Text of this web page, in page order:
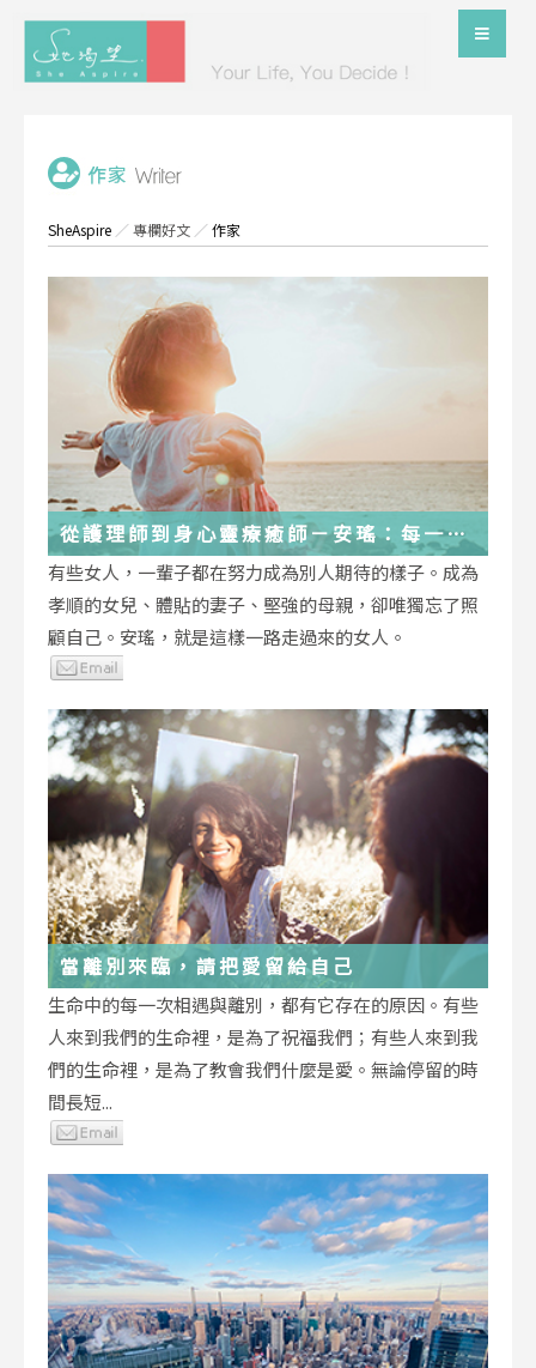
SheAspire ／專欄好文 ／作家
從護理師到身心靈療癒師－安瑤：每一段
低谷，都能成為重生的起點
有些女人，一輩子都在努力成為別人期待的樣子。成為
孝順的女兒、體貼的妻子、堅強的母親，卻唯獨忘了照
顧自己。安瑤，就是這樣一路走過來的女人。
當離別來臨，請把愛留給自己
生命中的每一次相遇與離別，都有它存在的原因。有些
人來到我們的生命裡，是為了祝福我們；有些人來到我
們的生命裡，是為了教會我們什麼是愛。無論停留的時
間長短...